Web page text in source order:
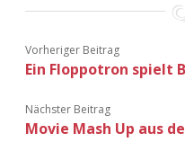
Vorheriger Beitrag
Ein Floppotron spielt
Nächster Beitrag
Movie Mash Up aus